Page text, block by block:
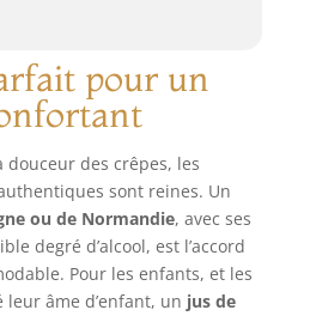
pour un
douceur des crêpes, les
sont reines. Un
ou de Normandie, avec ses
degré d’alcool, est l’accord
Pour les enfants, et les
âme d’enfant, un jus de